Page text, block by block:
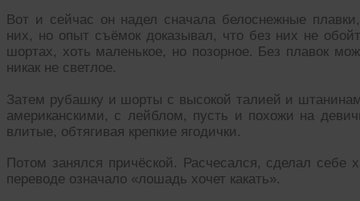
Вот и сейчас он надел сначала белоснежные
них, но опыт съёмок доказывал, что без них не
шортах, хоть маленькое, но позорное. Без плавок
никак не светлое.
Затем рубашку и шорты с высокой талией и
американскими, с лейблом, пусть и похожи на
влитые, обтягивая крепкие ягодички.
Потом занялся причёской. Расчесался, сделал себе
переводе означало «лошадь хочет какать».